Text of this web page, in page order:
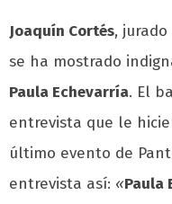
Joaquín Cortés, jurado
se ha mostrado
Paula Echevarría. El
entrevista que le
último evento de
entrevista así: «Paula